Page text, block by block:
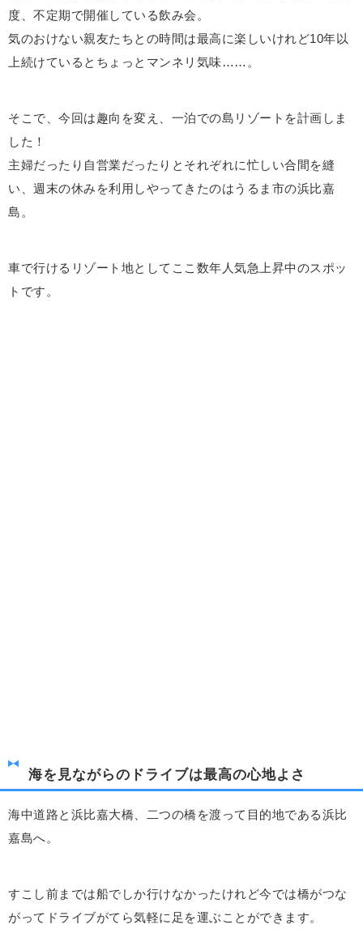
度、不定期で開催している飲み会。
気のおけない親友たちとの時間は最高に楽しいけれど10年以
上続けているとちょっとマンネリ気味……。
そこで、今回は趣向を変え、一泊での島リゾートを計画しま
した！
主婦だったり自営業だったりとそれぞれに忙しい合間を縫
い、週末の休みを利用しやってきたのはうるま市の浜比嘉
島。
車で行けるリゾート地としてここ数年人気急上昇中のスポッ
トです。
海を見ながらのドライブは最高の心地よさ
海中道路と浜比嘉大橋、二つの橋を渡って目的地である浜比
嘉島へ。
すこし前までは船でしか行けなかったけれど今では橋がつな
がってドライブがてら気軽に足を運ぶことができます。